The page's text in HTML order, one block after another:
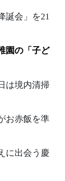
誕会」を21
園の「子ど
は境内清掃
お赤飯を準
に出会う慶